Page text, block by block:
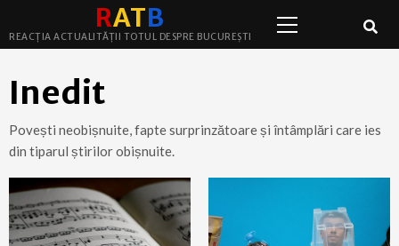
to
RATB
REACȚIA ACTUALITĂȚII TOTUL DESPRE BUCUREȘTI
Menu
Inedit
Povești neobișnuite, fapte surprinzătoare și întâmplări care ies
din tiparul știrilor obișnuite.